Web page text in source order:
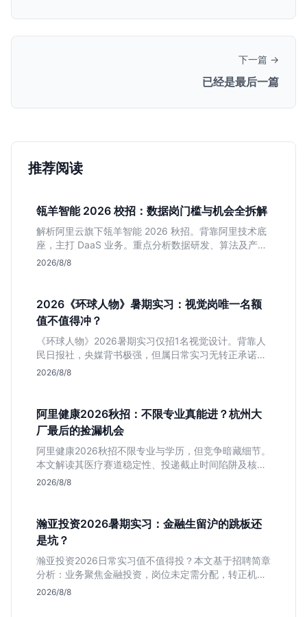
下一篇 →
已经是最后一篇
推荐阅读
瓴羊智能 2026 校招：数据岗门槛与机会全拆解
解析阿里云旗下瓴羊智能 2026 秋招。背靠阿里技术底
座，主打 DaaS 业务。重点分析数据研发、算法及产品
岗的硬性要求，评估 B 端数据路线的成长曲线与抗压挑
2026/8/8
2026《环球人物》暑期实习：视觉岗唯一名额
值不值得冲？
《环球人物》2026暑期实习仅招1名视觉设计。背靠人
民日报社，央媒背书极强，但属日常实习无转正承诺。
适合追求高含金量简历、能接受严谨流程的设计生，想
2026/8/8
阿里健康2026秋招：不限专业真能进？杭州大
厂最后的捡漏机会
阿里健康2026秋招不限专业与学历，但竞争暗藏细节。
本文解读其医疗赛道稳定性、投递截止时间陷阱及核心
岗位面试节奏，帮应届生判断是否值得投入。
2026/8/8
瀚亚投资2026暑期实习：金融生留沪的跳板还
是坑？
瀚亚投资2026日常实习值不值得投？本文基于招聘简章
分析：业务聚焦金融投资，岗位未定需分配，转正机会
不明确。适合急需上海高含金量实习证明、想接触真实
2026/8/8